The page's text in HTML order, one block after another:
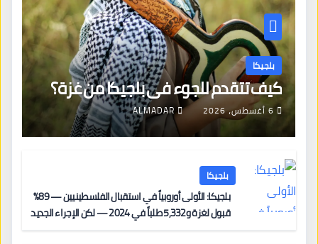
بلجيكا
كيف تتقدم للجوء في بلجيكا من غزة؟
6 أغسطس، 2026 ALMADAR
بلجيكا
بلجيكا: الأولى أوروبياً في استقبال الفلسطينيين — 89%
قبول لغزة و5,332 طلباً في 2024 — لكن الإجراء الجديد